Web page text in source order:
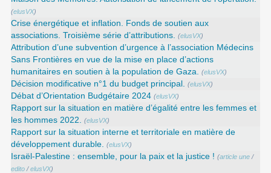
(elusVX)
Crise énergétique et inflation. Fonds de soutien aux
associations. Troisième série d’attributions.
(elusVX)
Attribution d’une subvention d’urgence à l’association Médecins
Sans Frontières en vue de la mise en place d’actions
humanitaires en soutien à la population de Gaza.
(elusVX)
Décision modificative n°1 du budget principal. (elusVX)
Débat d’Orientation Budgétaire 2024 (elusVX)
Rapport sur la situation en matière d’égalité entre les femmes et
les hommes 2022.
(elusVX)
Rapport sur la situation interne et territoriale en matière de
développement durable.
(elusVX)
Israël-Palestine : ensemble, pour la paix et la justice ! (article une /
edito /elusVX)